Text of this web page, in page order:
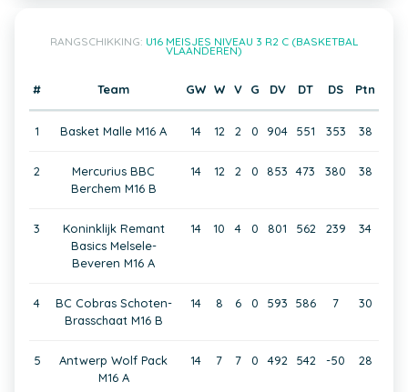
RANGSCHIKKING: U16 MEISJES NIVEAU 3 R2 C (BASKETBAL
VLAANDEREN)
# Team GW W V G DV DT DS Ptn
1 Basket Malle M16 A 14 12 2 0 904 551 353 38
2
Mercurius BBC
Berchem M16 B
14 12 2 0 853 473 380 38
3
Koninklijk Remant
Basics Melsele-
Beveren M16 A
14 10 4 0 801 562 239 34
4
BC Cobras Schoten-
Brasschaat M16 B
14 8 6 0 593 586 7 30
5
Antwerp Wolf Pack
M16 A
14 7 7 0 492 542 -50 28